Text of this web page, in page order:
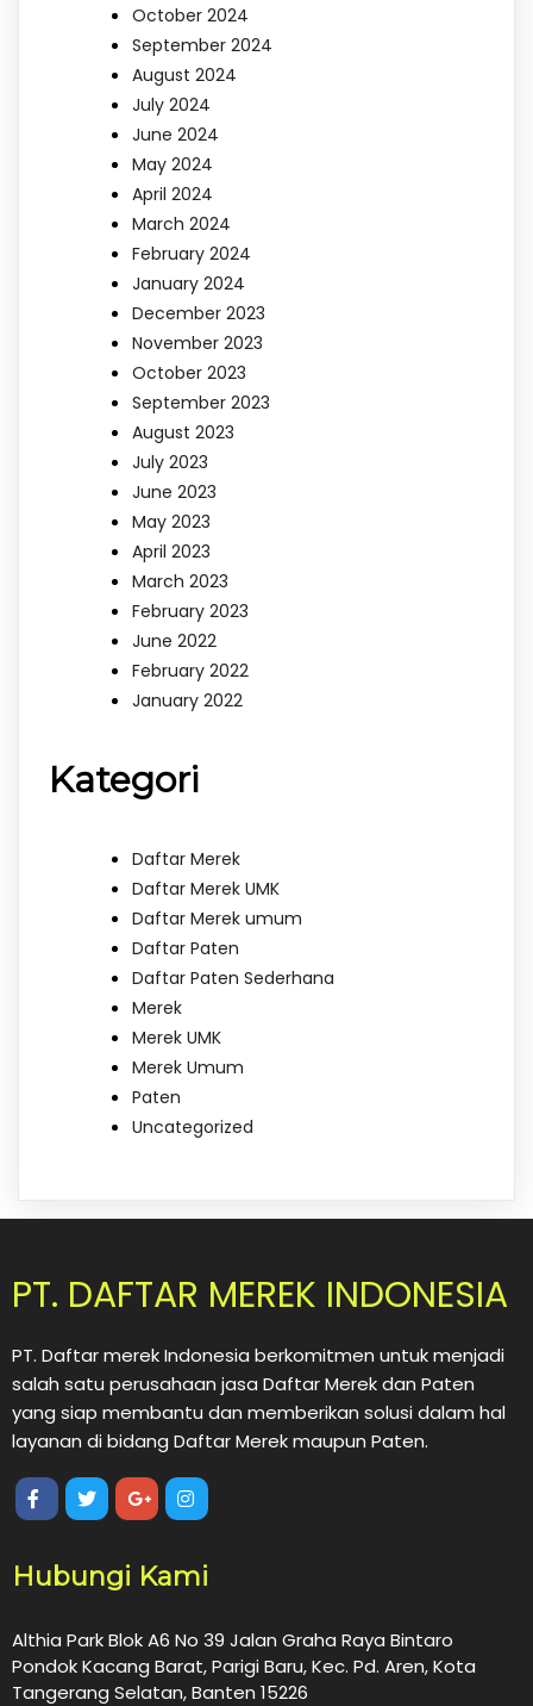
October 2024
September 2024
August 2024
July 2024
June 2024
May 2024
April 2024
March 2024
February 2024
January 2024
December 2023
November 2023
October 2023
September 2023
August 2023
July 2023
June 2023
May 2023
April 2023
March 2023
February 2023
June 2022
February 2022
January 2022
Kategori
Daftar Merek
Daftar Merek UMK
Daftar Merek umum
Daftar Paten
Daftar Paten Sederhana
Merek
Merek UMK
Merek Umum
Paten
Uncategorized
PT. DAFTAR MEREK INDONESIA
PT. Daftar merek Indonesia berkomitmen untuk menjadi
salah satu perusahaan jasa Daftar Merek dan Paten
yang siap membantu dan memberikan solusi dalam hal
layanan di bidang Daftar Merek maupun Paten.
Hubungi Kami
Althia Park Blok A6 No 39 Jalan Graha Raya Bintaro
Pondok Kacang Barat, Parigi Baru, Kec. Pd. Aren, Kota
Tangerang Selatan, Banten 15226